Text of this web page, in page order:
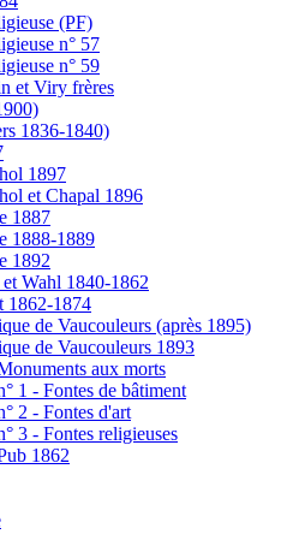
(PF)
n° 57
n° 59
et Viry frères
1836-1840)
1897
et Chapal 1896
1887
1888-1889
1892
Wahl 1840-1862
1862-1874
de Vaucouleurs (après 1895)
de Vaucouleurs 1893
aux morts
1 - Fontes de bâtiment
2 - Fontes d'art
3 - Fontes religieuses
1862